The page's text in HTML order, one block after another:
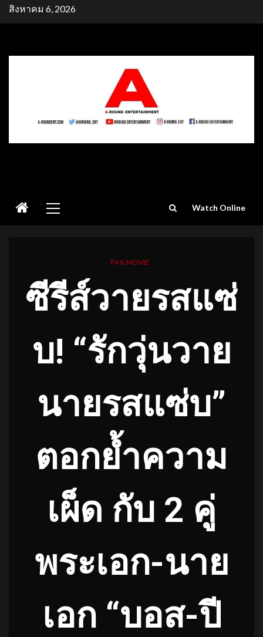
Skipสิงหาคม 6, 2026
Menu
Watch Online
TV & MOVIE
ซีรีส์วายรสแซ่
บ! “รักวุ่นวาย
นายรสแซ่บ”
ตอกย้ำความ
เผ็ด กับ 2 คู่
พระเอก-นาย
เอก “บอส-ปี